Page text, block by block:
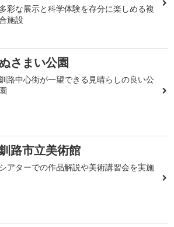
多彩な展示と科学体験を存分に楽しめる複
施設
ぬさまい公園
路中心街が一望できる見晴らしの良い公
園
路市立美術館
シアターでの作品解説や美術講習会を実施